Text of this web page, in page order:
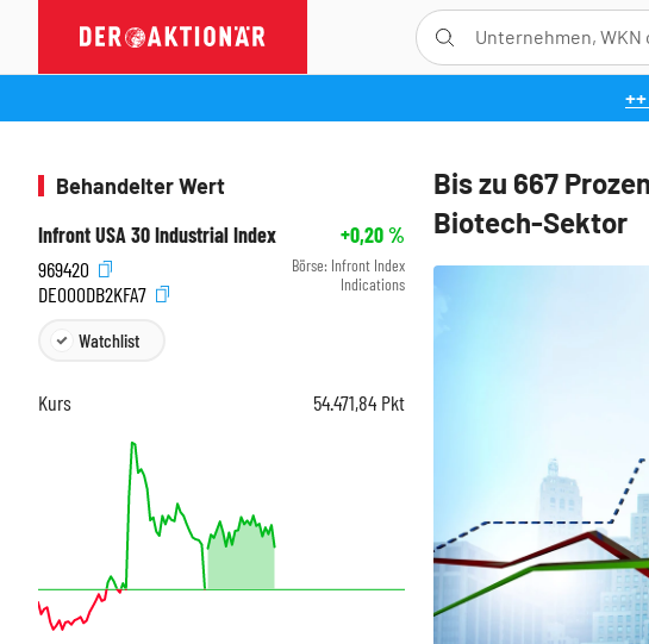
Bis zu 667
Biotech-Sektor
Behandelter Wert
Infront USA 30 Industrial Index
+0,20%
969420
DE000DB2KFA7
Börse: Infront Index
Indications
Watchlist
Kurs 54.471,84 Pkt